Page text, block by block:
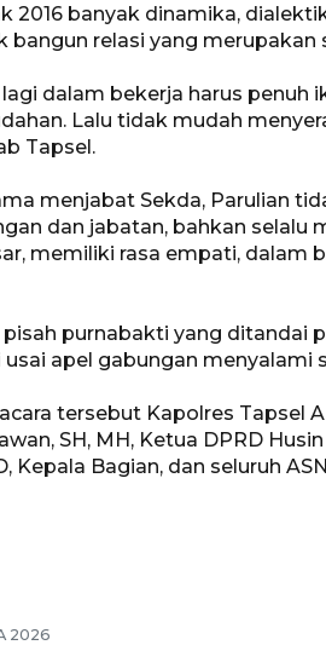
2016 banyak dinamika,
bangun relasi yang
dalam bekerja harus penuh
Lalu tidak mudah
Tapsel.
menjabat Sekda, Parulian
dan jabatan, bahkan selalu
memiliki rasa empati, dalam
pisah purnabakti yang ditandai
apel gabungan menyalami
tersebut Kapolres Tapsel
SH, MH, Ketua DPRD
Kepala Bagian, dan seluruh
2026